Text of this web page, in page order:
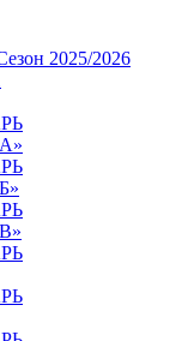
2025/2026